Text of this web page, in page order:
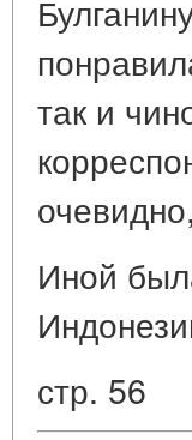
так и
Иной
стр. 56